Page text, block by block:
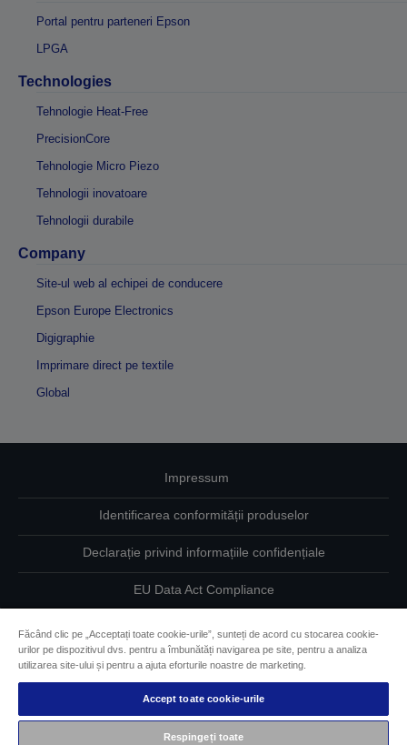
Portal pentru parteneri Epson
LPGA
Technologies
Tehnologie Heat-Free
PrecisionCore
Tehnologie Micro Piezo
Tehnologii inovatoare
Tehnologii durabile
Company
Site-ul web al echipei de conducere
Epson Europe Electronics
Digigraphie
Imprimare direct pe textile
Global
Impressum
Identificarea conformității produselor
Declarație privind informațiile confidențiale
EU Data Act Compliance
Informaţii despre modulele cookie
Angajamentul Epson pe linie de accesibilitate
Făcând clic pe „Acceptați toate cookie-urile”, sunteți de acord cu stocarea cookie-
urilor pe dispozitivul dvs. pentru a îmbunătăți navigarea pe site, pentru a analiza
utilizarea site-ului și pentru a ajuta eforturile noastre de marketing.
Accept toate cookie-urile
Respingeți toate